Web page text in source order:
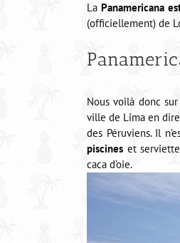
La Panamericana
(officiellement) de
Nous voilà donc
ville de Lima en
des Péruviens. Il
piscines et
caca d’oie.